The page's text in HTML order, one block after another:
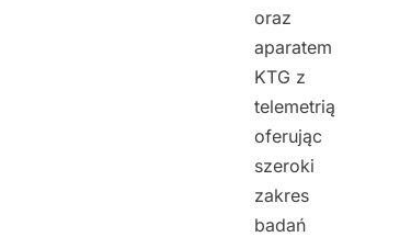
oraz
aparatem
KTG z
telemetrią
oferując
szeroki
zakres
badań